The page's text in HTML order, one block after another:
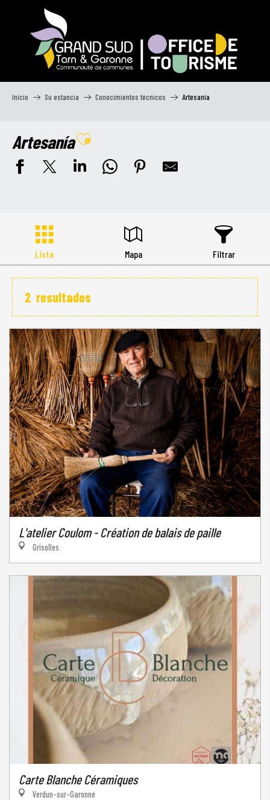
Inicio Su estancia Conocimientos técnicos Artesanía
ArtesaníaAjouter aux favoris
Lista Mapa Filtrar
2 resultados
L'atelier Coulom - Création de balais de paille
Grisolles
Carte Blanche Céramiques
Verdun-sur-Garonne